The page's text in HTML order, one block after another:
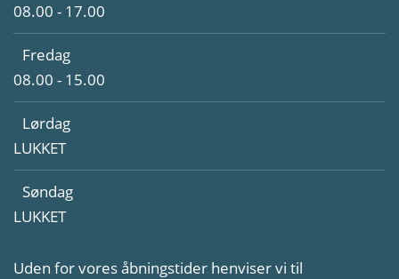
08.00 - 17.00
Fredag
08.00 - 15.00
Lørdag
LUKKET
Søndag
LUKKET
Uden for vores åbningstider henviser vi til